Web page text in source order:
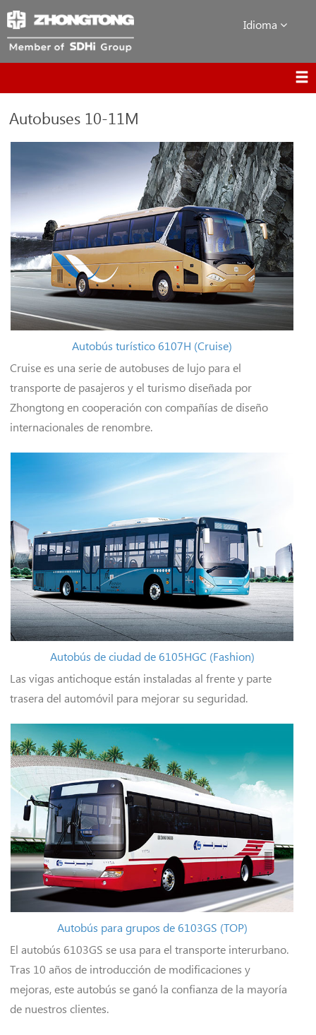
Idioma
Autobuses 10-11M
Autobús turístico 6107H (Cruise)
Cruise es una serie de autobuses de lujo para el
transporte de pasajeros y el turismo diseñada por
Zhongtong en cooperación con compañías de diseño
internacionales de renombre.
Autobús de ciudad de 6105HGC (Fashion)
Las vigas antichoque están instaladas al frente y parte
trasera del automóvil para mejorar su seguridad.
Autobús para grupos de 6103GS (TOP)
El autobús 6103GS se usa para el transporte interurbano.
Tras 10 años de introducción de modificaciones y
mejoras, este autobús se ganó la confianza de la mayoría
de nuestros clientes.